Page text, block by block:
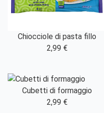
Chiocciole di pasta fillo
2,99 €
Cubetti di formaggio
2,99 €